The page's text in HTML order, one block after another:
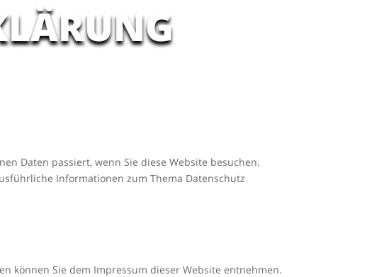
Daten passiert, wenn Sie diese Website besuchen.
Informationen zum Thema Datenschutz
können Sie dem Impressum dieser Website entnehmen.